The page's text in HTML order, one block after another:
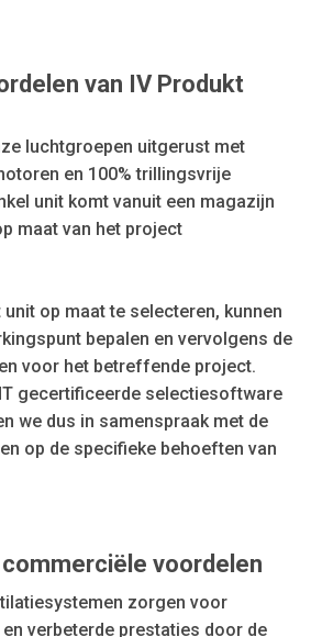
van IV Produkt
luchtgroepen uitgerust met
en 100% trillingsvrije
unit komt vanuit een magazijn
maat van het project
op maat te selecteren, kunnen
bepalen en vervolgens de
voor het betreffende project.
gecertificeerde selectiesoftware
we dus in samenspraak met de
op de specifieke behoeften van
voordelen
zorgen voor
verbeterde prestaties door de